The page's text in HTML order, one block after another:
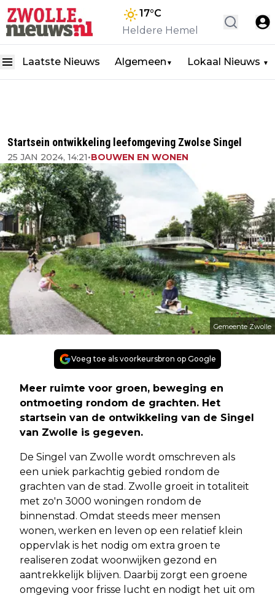
17°C
Heldere Hemel
Laatste Nieuws Algemeen ▼ Lokaal Nieuws ▼
Startsein ontwikkeling leefomgeving Zwolse Singel
25 JAN 2024, 14:21•BOUWEN EN WONEN
Gemeente Zwolle
Voeg toe als voorkeursbron op Google
Meer ruimte voor groen, beweging en
ontmoeting rondom de grachten. Het
startsein van de ontwikkeling van de Singel
van Zwolle is gegeven.
De Singel van Zwolle wordt omschreven als
een uniek parkachtig gebied rondom de
grachten van de stad. Zwolle groeit in totaliteit
met zo'n 3000 woningen rondom de
binnenstad. Omdat steeds meer mensen
wonen, werken en leven op een relatief klein
oppervlak is het nodig om extra groen te
realiseren zodat woonwijken gezond en
aantrekkelijk blijven. Daarbij zorgt een groene
omgeving voor frisse lucht en nodigt het uit om